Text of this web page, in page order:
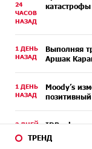
24
ЧАСОВ
НАЗАД
1 ДЕНЬ
НАЗАД
Выполняя
Аршак
1 ДЕНЬ
НАЗАД
Moody’s
позитивный
2 ДНЕЙ
IDBank
акцией
ТРЕНД